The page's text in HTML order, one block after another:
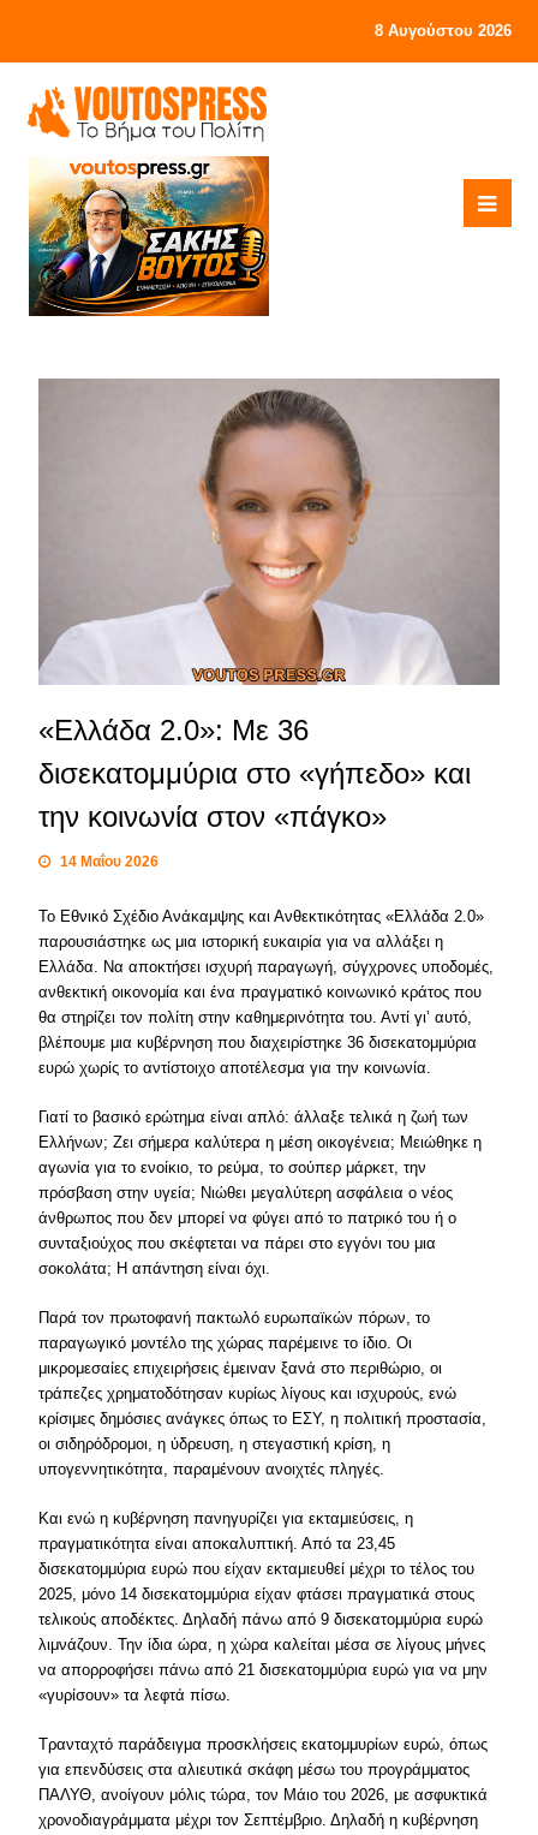
8 Αυγούστου 2026
«Ελλάδα 2.0»: Με 36
δισεκατομμύρια στο «γήπεδο» και
την κοινωνία στον «πάγκο»
14 Μαΐου 2026
Το Εθνικό Σχέδιο Ανάκαμψης και Ανθεκτικότητας «Ελλάδα 2.0»
παρουσιάστηκε ως μια ιστορική ευκαιρία για να αλλάξει η
Ελλάδα. Να αποκτήσει ισχυρή παραγωγή, σύγχρονες υποδομές,
ανθεκτική οικονομία και ένα πραγματικό κοινωνικό κράτος που
θα στηρίζει τον πολίτη στην καθημερινότητα του. Αντί γι’ αυτό,
βλέπουμε μια κυβέρνηση που διαχειρίστηκε 36 δισεκατομμύρια
ευρώ χωρίς το αντίστοιχο αποτέλεσμα για την κοινωνία.
Γιατί το βασικό ερώτημα είναι απλό: άλλαξε τελικά η ζωή των
Ελλήνων; Ζει σήμερα καλύτερα η μέση οικογένεια; Μειώθηκε η
αγωνία για το ενοίκιο, το ρεύμα, το σούπερ μάρκετ, την
πρόσβαση στην υγεία; Νιώθει μεγαλύτερη ασφάλεια ο νέος
άνθρωπος που δεν μπορεί να φύγει από το πατρικό του ή ο
συνταξιούχος που σκέφτεται να πάρει στο εγγόνι του μια
σοκολάτα; Η απάντηση είναι όχι.
Παρά τον πρωτοφανή πακτωλό ευρωπαϊκών πόρων, το
παραγωγικό μοντέλο της χώρας παρέμεινε το ίδιο. Οι
μικρομεσαίες επιχειρήσεις έμειναν ξανά στο περιθώριο, οι
τράπεζες χρηματοδότησαν κυρίως λίγους και ισχυρούς, ενώ
κρίσιμες δημόσιες ανάγκες όπως το ΕΣΥ, η πολιτική προστασία,
οι σιδηρόδρομοι, η ύδρευση, η στεγαστική κρίση, η
υπογεννητικότητα, παραμένουν ανοιχτές πληγές.
Και ενώ η κυβέρνηση πανηγυρίζει για εκταμιεύσεις, η
πραγματικότητα είναι αποκαλυπτική. Από τα 23,45
δισεκατομμύρια ευρώ που είχαν εκταμιευθεί μέχρι το τέλος του
2025, μόνο 14 δισεκατομμύρια είχαν φτάσει πραγματικά στους
τελικούς αποδέκτες. Δηλαδή πάνω από 9 δισεκατομμύρια ευρώ
λιμνάζουν. Την ίδια ώρα, η χώρα καλείται μέσα σε λίγους μήνες
να απορροφήσει πάνω από 21 δισεκατομμύρια ευρώ για να μην
«γυρίσουν» τα λεφτά πίσω.
Τρανταχτό παράδειγμα προσκλήσεις εκατομμυρίων ευρώ, όπως
για επενδύσεις στα αλιευτικά σκάφη μέσω του προγράμματος
ΠΑΛΥΘ, ανοίγουν μόλις τώρα, τον Μάιο του 2026, με ασφυκτικά
χρονοδιαγράμματα μέχρι τον Σεπτέμβριο. Δηλαδή η κυβέρνηση